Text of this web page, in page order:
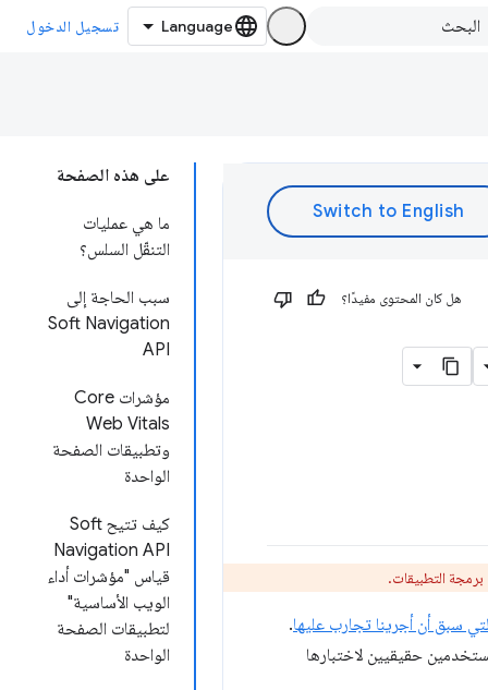
تسجيل الدخول
على هذه الصفحة
ما هي عمليات
التنقّل السلس؟
سبب الحاجة إلى
Soft Navigation
API
مؤشرات Core
Web Vitals
وتطبيقات الصفحة
الواحدة
كيف تتيح Soft
Navigation API
قياس "مؤشرات أداء
الويب الأساسية"
لتطبيقات الصفحة
الواحدة
هل كان المحتوى مفيدًا؟
التطبيقات.
.
حقيقيين لاختبارها